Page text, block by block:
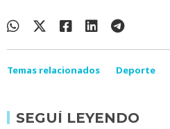
Temas relacionados Deporte
SEGUÍ LEYENDO